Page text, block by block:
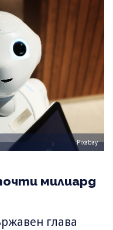
Pixabay
милиард
глава